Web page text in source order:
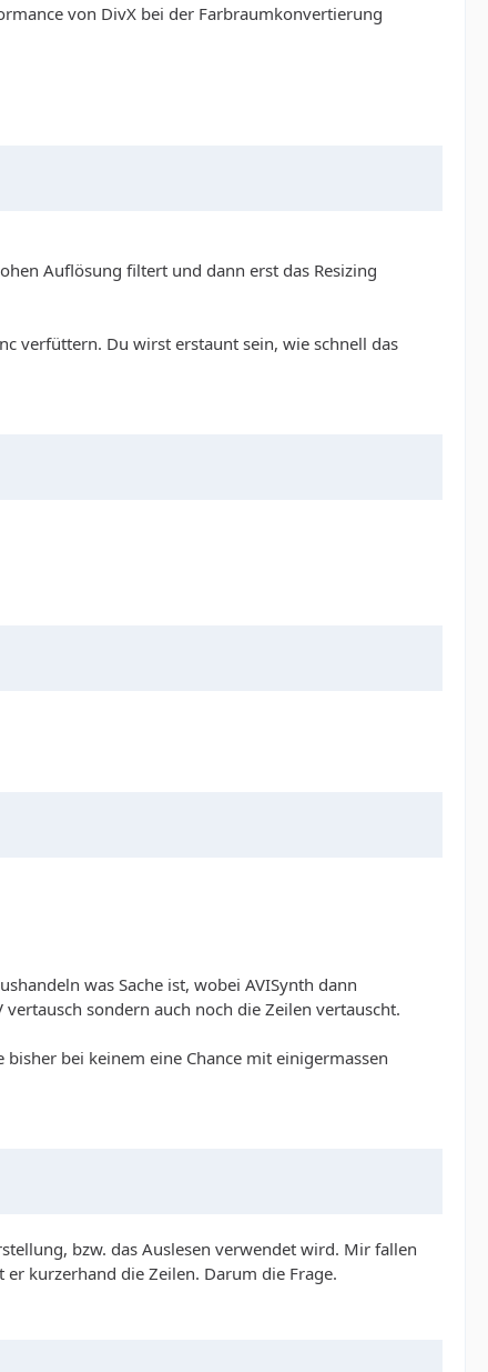
von DivX bei der Farbraumkonvertierung
Auflösung filtert und dann erst das Resizing
verfüttern. Du wirst erstaunt sein, wie schnell das
was Sache ist, wobei AVISynth dann
sondern auch noch die Zeilen vertauscht.
bei keinem eine Chance mit einigermassen
bzw. das Auslesen verwendet wird. Mir fallen
kurzerhand die Zeilen. Darum die Frage.